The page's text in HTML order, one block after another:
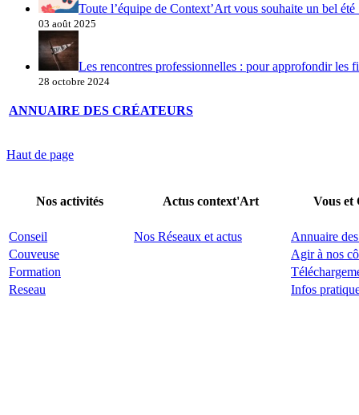
Toute l’équipe de Context’Art vous souhaite un bel été
03 août 2025
Les rencontres professionnelles : pour approfondir les
28 octobre 2024
ANNUAIRE DES CRÉATEURS
Haut de page
Nos activités Actus context'Art Vous
Conseil Nos Réseaux et actus
Annuaire
Couveuse
Agir à nos
Formation
Reseau
Infos